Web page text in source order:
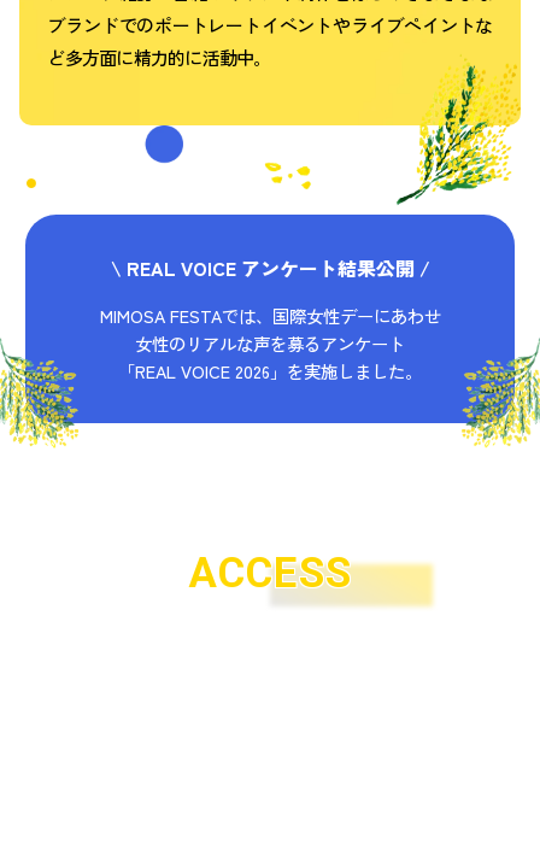
ブランドでのポートレートイベントやライブペイントな
ど多方面に精力的に活動中。
\ REAL VOICE アンケート結果公開 /
MIMOSA FESTAでは、国際女性デーにあわせ
女性のリアルな声を募るアンケート
「REAL VOICE 2026」を実施しました。
ACCESS